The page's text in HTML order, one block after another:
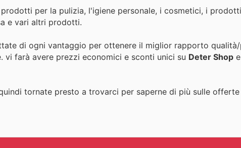
per la pulizia, l'igiene personale, i cosmetici, i
e vari altri prodotti.
di ogni vantaggio per ottenere il miglior rapporto
vi farà avere prezzi economici e sconti unici su Deter Shop
tornate presto a trovarci per saperne di più sulle